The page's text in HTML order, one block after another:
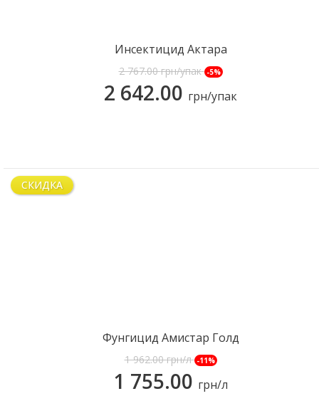
КУПИТЬ
Инсектицид Актара
2 767.00грн/упак -5%
2 642.00 грн/упак
СКИДКА
Фунгицид Амистар Голд
1 962.00грн/л -11%
1 755.00 грн/л